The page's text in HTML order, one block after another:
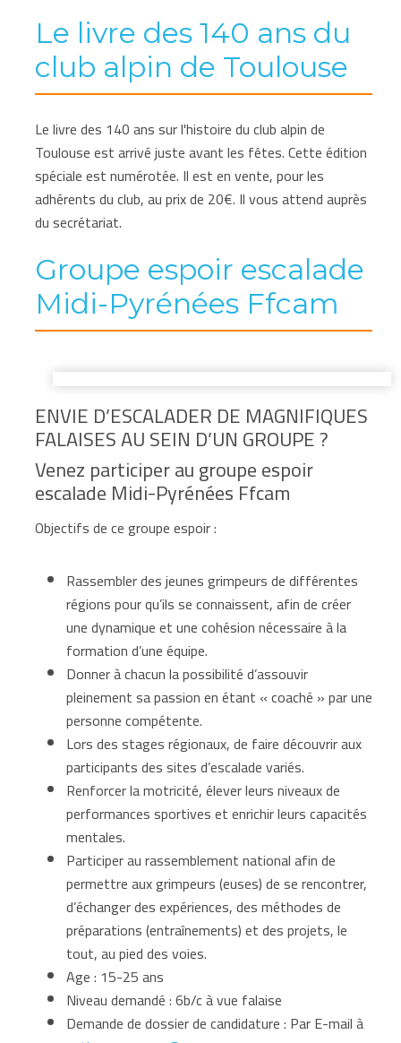
Le livre des 140 ans du
club alpin de Toulouse
Le livre des 140 ans sur l'histoire du club alpin de
Toulouse est arrivé juste avant les fêtes. Cette édition
spéciale est numérotée. Il est en vente, pour les
adhérents du club, au prix de 20€. Il vous attend auprès
du secrétariat.
Groupe espoir escalade
Midi-Pyrénées Ffcam
ENVIE D’ESCALADER DE MAGNIFIQUES
FALAISES AU SEIN D’UN GROUPE ?
Venez participer au groupe espoir
escalade Midi-Pyrénées Ffcam
Objectifs de ce groupe espoir :
Rassembler des jeunes grimpeurs de différentes
régions pour qu’ils se connaissent, afin de créer
une dynamique et une cohésion nécessaire à la
formation d’une équipe.
Donner à chacun la possibilité d’assouvir
pleinement sa passion en étant « coaché » par une
personne compétente.
Lors des stages régionaux, de faire découvrir aux
participants des sites d’escalade variés.
Renforcer la motricité, élever leurs niveaux de
performances sportives et enrichir leurs capacités
mentales.
Participer au rassemblement national afin de
permettre aux grimpeurs (euses) de se rencontrer,
d’échanger des expériences, des méthodes de
préparations (entraînements) et des projets, le
tout, au pied des voies.
Age : 15-25 ans
Niveau demandé : 6b/c à vue falaise
Demande de dossier de candidature : Par E-mail à